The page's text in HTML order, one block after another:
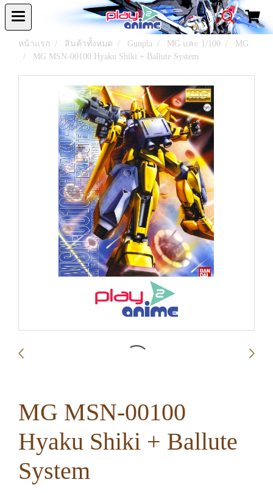
หน้าแรก สินค้าทั้งหมด Gunpla MG และ 1/100
MG
MG MSN-00100 Hyaku Shiki + Ballute System
MG MSN-00100
Hyaku Shiki + Ballute
System